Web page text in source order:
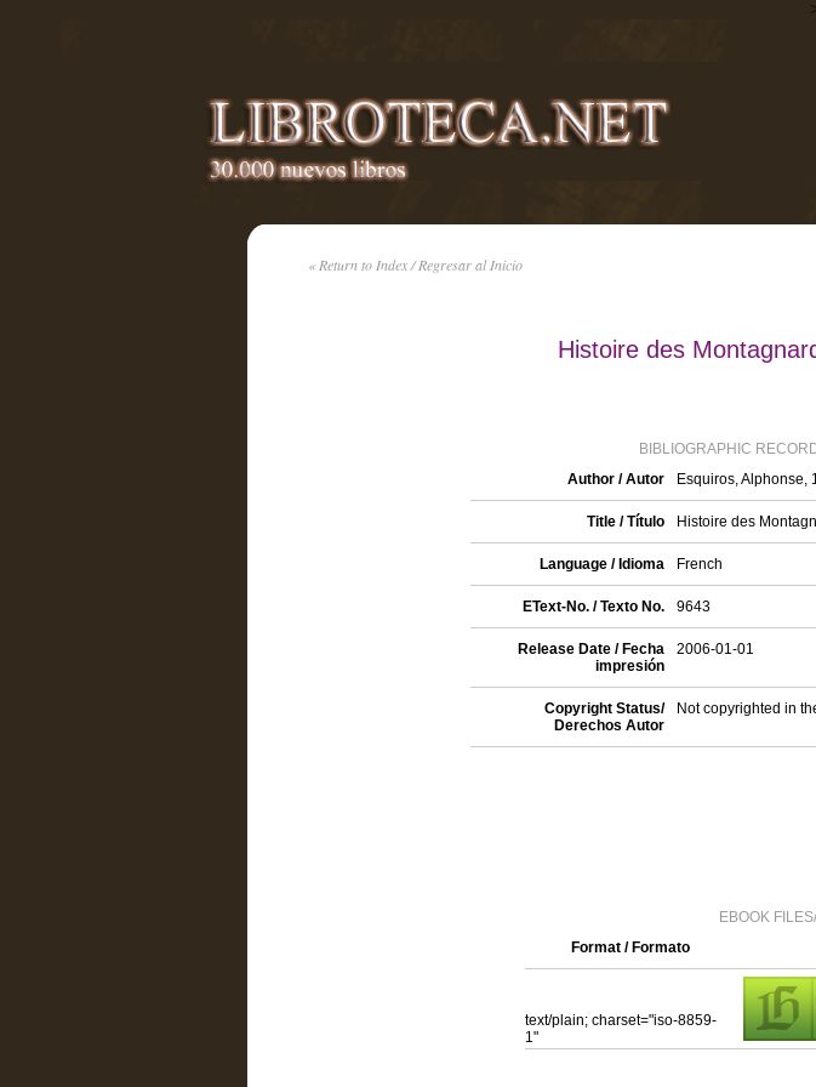
« Return to Index / Regresar al Inicio
Histoire des
BIBLIOGRAPHIC
Author / Autor
Esquiros, Alphonse,
Title / Título Histoire des
Language / Idioma French
EText-No. / Texto No. 9643
Release Date / Fecha
impresión
2006-01-01
Copyright Status/
Derechos Autor
Not copyrighted in
EBOOK
Format / Formato
text/plain; charset="iso-8859-
1"